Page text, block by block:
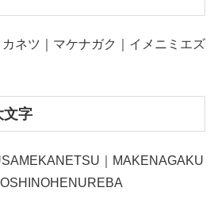
ネツ｜マケナガク｜イメニミエズ
文字
｜MAKENAGAKU